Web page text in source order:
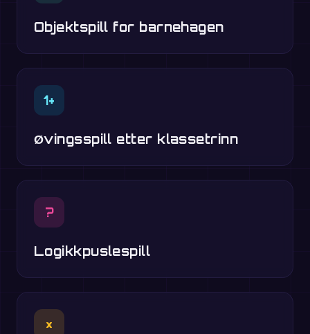
Objektspill for barnehagen
1+
Øvingsspill etter klassetrinn
?
Logikkpuslespill
×